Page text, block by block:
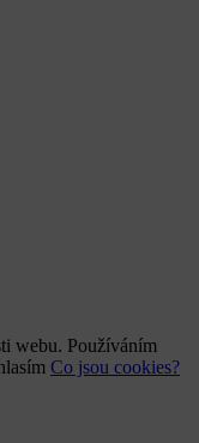
webu. Používáním
Co jsou cookies?